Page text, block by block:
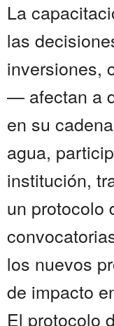
La
las
inversiones,
— afectan a
en su
agua,
institución,
un protocolo
los nuevos
de impacto
El protocolo